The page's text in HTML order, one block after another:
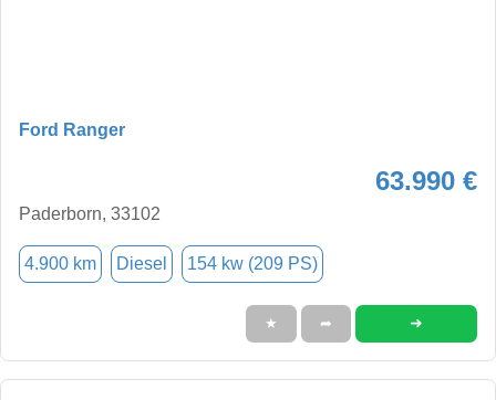
Ford Ranger
63.990 €
Paderborn, 33102
4.900 km Diesel 154 kw (209 PS)
★ ➦ ➜